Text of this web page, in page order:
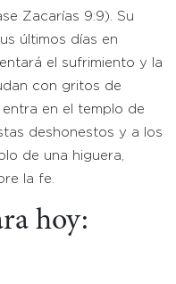
Zacarías 9:9). Su
últimos días en
el sufrimiento y la
con gritos de
entra en el templo de
deshonestos y a los
de una higuera,
la fe.
hoy: